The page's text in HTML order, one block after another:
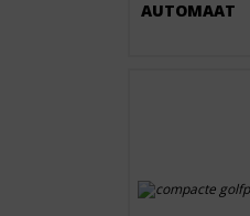
AUTOMAAT